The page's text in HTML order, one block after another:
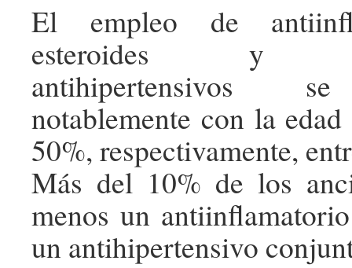
El empleo de
esteroides y
antihipertensivos
notablemente con la
50%, respectivamente,
Más del 10% de los
menos un
un antihipertensivo